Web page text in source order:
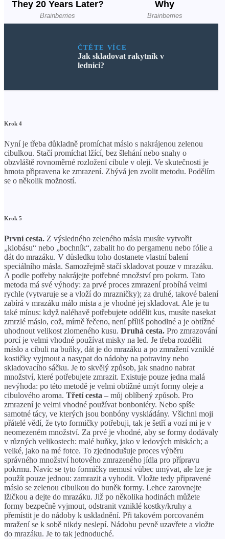
ČTĚTE VÍCE
Jak skladovat rakytník v
lednici?
Krok 4
Nyní je třeba důkladně promíchat máslo s nakrájenou zelenou
cibulkou. Stačí promíchat lžící, bez šlehání nebo snahy o
obzvláště rovnoměrné rozložení cibule v oleji. Ve skutečnosti je
hmota připravena ke zmrazení. Zbývá jen zvolit metodu. Podělím
se o několik možností.
Krok 5
První cesta. Z výsledného zeleného másla musíte vytvořit
„klobásu“ nebo „bochník“, zabalit ho do pergamenu nebo fólie a
dát do mrazáku. V důsledku toho dostanete vlastní balení
speciálního másla. Samozřejmě stačí skladovat pouze v mrazáku.
A podle potřeby nakrájejte potřebné množství pro pokrm. Tato
metoda má své výhody: za prvé proces zmrazení probíhá velmi
rychle (vytvaruje se a vloží do mrazničky); za druhé, takové balení
zabírá v mrazáku málo místa a je vhodné jej skladovat. Ale je tu
také mínus: když naléhavě potřebujete oddělit kus, musíte nasekat
zmrzlé máslo, což, mírně řečeno, není příliš pohodlné a je obtížné
uhodnout velikost zlomeného kusu. Druhá cesta. Pro zmrazování
porcí je velmi vhodné používat misky na led. Je třeba rozdělit
máslo a cibuli na buňky, dát je do mrazáku a po zmražení vzniklé
kostičky vyjmout a nasypat do nádoby na potraviny nebo
skladovacího sáčku. Je to skvělý způsob, jak snadno nabrat
množství, které potřebujete zmrazit. Existuje pouze jedna malá
nevýhoda: po této metodě je velmi obtížné umýt formy oleje a
cibulového aroma. Třetí cesta – můj oblíbený způsob. Pro
zmrazení je velmi vhodné používat bonboniéry. Nebo spíše
samotné tácy, ve kterých jsou bonbóny vyskládány. Všichni moji
přátelé vědí, že tyto formičky potřebuji, tak je šetří a vozí mi je v
neomezeném množství. Za prvé je vhodné, aby se formy dodávaly
v různých velikostech: malé buňky, jako v ledových miskách; a
velké, jako na mé fotce. To zjednodušuje proces výběru
správného množství hotového zmrazeného jídla pro přípravu
pokrmu. Navíc se tyto formičky nemusí vůbec umývat, ale lze je
použít pouze jednou: zamrazit a vyhodit. Vložte tedy připravené
máslo se zelenou cibulkou do buněk formy. Lehce zarovnejte
lžičkou a dejte do mrazáku. Již po několika hodinách můžete
formy bezpečně vyjmout, odstranit vzniklé kostky/kruhy a
přemístit je do nádoby k uskladnění. Při takovém porcovaném
mražení se k sobě nikdy neslepí. Nádobu pevně uzavřete a vložte
do mrazáku. Je to tak jednoduché.